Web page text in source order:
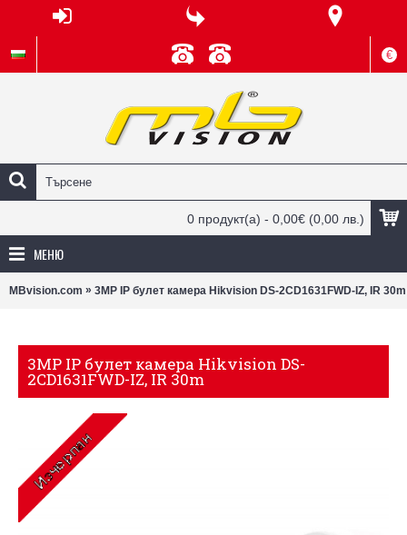
€
0 продукт(а) - 0,00€ (0,00 лв.)
МЕНЮ
MBvision.com » 3MP IP булет камера Hikvision DS-2CD1631FWD-IZ, IR 30m
3MP IP булет камера Hikvision DS-
2CD1631FWD-IZ, IR 30m